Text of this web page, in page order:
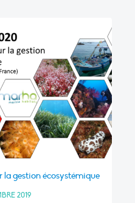
gestion écosystémique
2019